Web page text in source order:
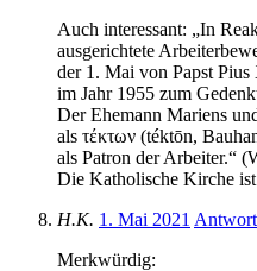
Auch interessant: „In
ausgerichtete
der 1. Mai von Papst
im Jahr 1955 zum
Der Ehemann Mariens
als τέκτων (téktōn,
als Patron der Arbeiter.“
Die Katholische Kirche
H.K. 1. Mai 2021
Merkwürdig: